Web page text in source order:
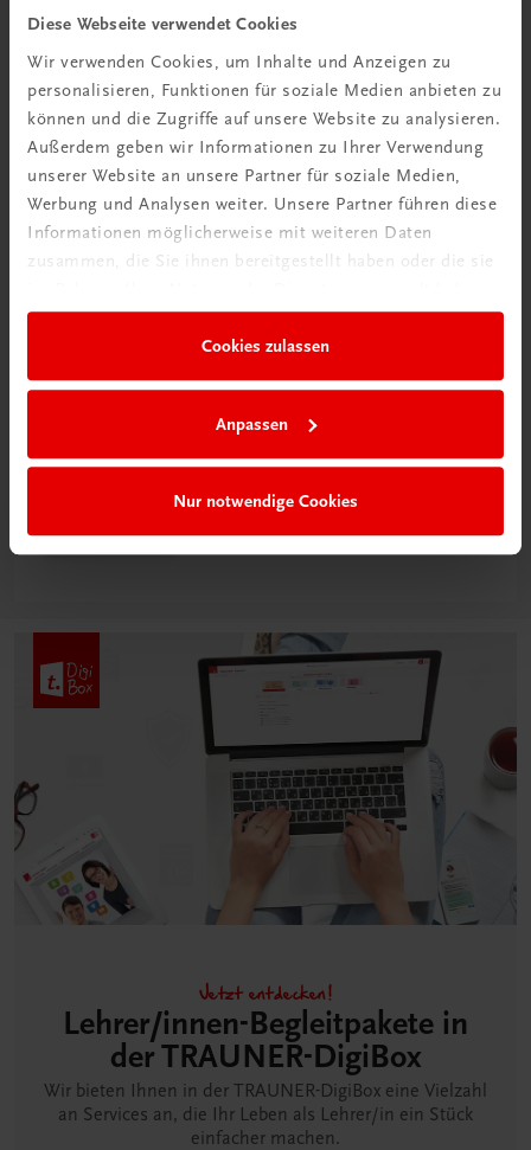
Diese Webseite verwendet Cookies
Wir verwenden Cookies, um Inhalte und Anzeigen zu
personalisieren, Funktionen für soziale Medien anbieten zu
können und die Zugriffe auf unsere Website zu analysieren.
Außerdem geben wir Informationen zu Ihrer Verwendung
unserer Website an unsere Partner für soziale Medien,
Werbung und Analysen weiter. Unsere Partner führen diese
Informationen möglicherweise mit weiteren Daten
zusammen, die Sie ihnen bereitgestellt haben oder die sie
Cookies zulassen
Anpassen
Nur notwendige Cookies
Tipps & Tricks
Mehr dazu
Klassenzimmer“
Mehr dazu
Jetzt entdecken!
Lehrer/innen-Begleitpakete in
der TRAUNER-DigiBox
Wir bieten Ihnen in der TRAUNER-DigiBox eine Vielzahl
an Services an, die Ihr Leben als Lehrer/in ein Stück
einfacher machen.